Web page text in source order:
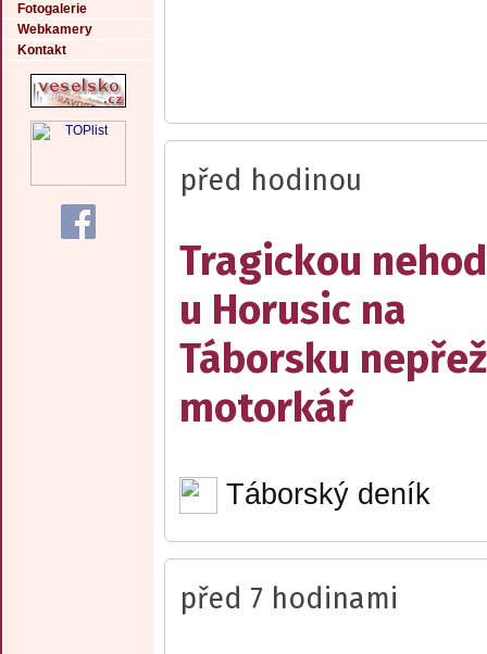
Fotogalerie
Webkamery
Kontakt
před hodinou
Tragickou
u Horusic na
Táborsku
motorkář
Táborský deník
před 7 hodinami